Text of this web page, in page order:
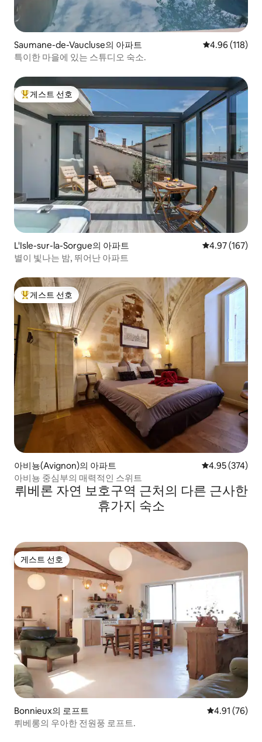
Saumane-de-Vaucluse의 아파트 평점 4.96점(5
4.96 (118)
특이한 마을에 있는 스튜디오 숙소.
상위 게스트 선호
게스트 선호
L'Isle-sur-la-Sorgue의 아파트 평점 4.97점(5
4.97 (167)
별이 빛나는 밤, 뛰어난 아파트
상위 게스트 선호
게스트 선호
아비뇽(Avignon)의 아파트 평점 4.95점(5
4.95 (374)
아비뇽 중심부의 매력적인 스위트
뤼베론 자연 보호구역 근처의 다른 근사한
휴가지 숙소
게스트 선호
게스트 선호
Bonnieux의 로프트 평점 4.91점
4.91 (76)
뤼베롱의 우아한 전원풍 로프트.